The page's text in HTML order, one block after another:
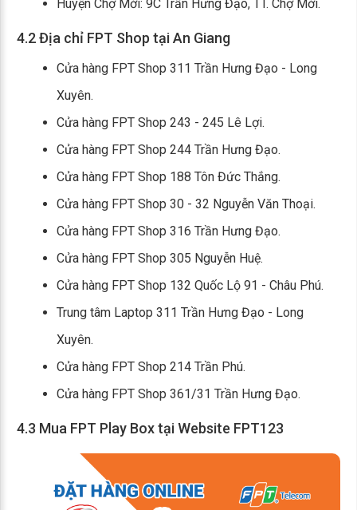
Huyện Chợ Mới: 9C Trần Hưng Đạo, TT. Chợ Mới.
4.2 Địa chỉ FPT Shop tại An Giang
Cửa hàng FPT Shop 311 Trần Hưng Đạo - Long
Xuyên.
Cửa hàng FPT Shop 243 - 245 Lê Lợi.
Cửa hàng FPT Shop 244 Trần Hưng Đạo.
Cửa hàng FPT Shop 188 Tôn Đức Thắng.
Cửa hàng FPT Shop 30 - 32 Nguyễn Văn Thoại.
Cửa hàng FPT Shop 316 Trần Hưng Đạo.
Cửa hàng FPT Shop 305 Nguyễn Huệ.
Cửa hàng FPT Shop 132 Quốc Lộ 91 - Châu Phú.
Trung tâm Laptop 311 Trần Hưng Đạo - Long
Xuyên.
Cửa hàng FPT Shop 214 Trần Phú.
Cửa hàng FPT Shop 361/31 Trần Hưng Đạo.
4.3 Mua FPT Play Box tại Website FPT123